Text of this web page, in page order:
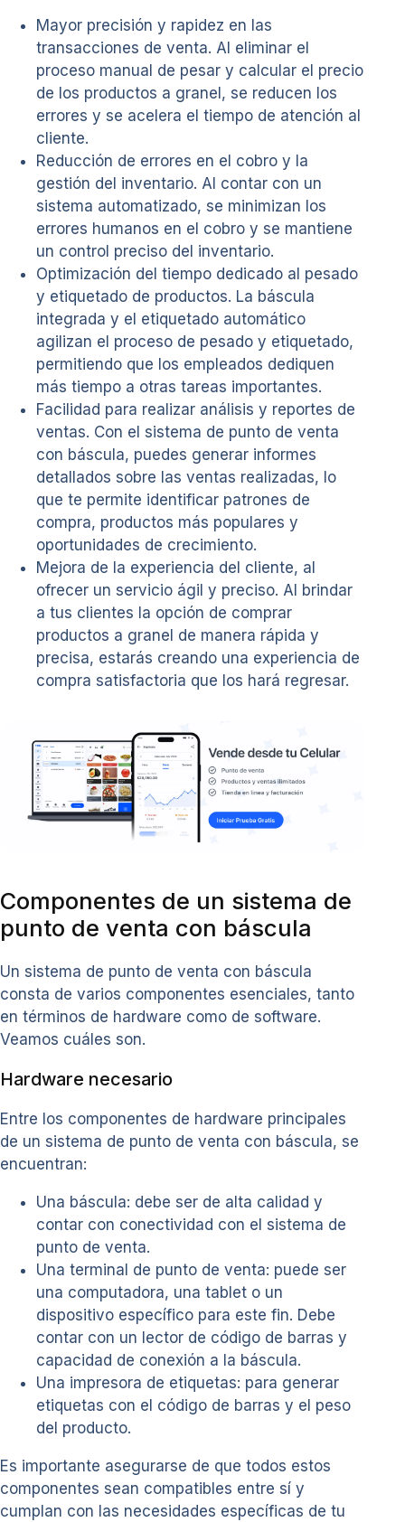
Mayor precisión y rapidez en las
transacciones de venta. Al eliminar el
proceso manual de pesar y calcular el precio
de los productos a granel, se reducen los
errores y se acelera el tiempo de atención al
cliente.
Reducción de errores en el cobro y la
gestión del inventario. Al contar con un
sistema automatizado, se minimizan los
errores humanos en el cobro y se mantiene
un control preciso del inventario.
Optimización del tiempo dedicado al pesado
y etiquetado de productos. La báscula
integrada y el etiquetado automático
agilizan el proceso de pesado y etiquetado,
permitiendo que los empleados dediquen
más tiempo a otras tareas importantes.
Facilidad para realizar análisis y reportes de
ventas. Con el sistema de punto de venta
con báscula, puedes generar informes
detallados sobre las ventas realizadas, lo
que te permite identificar patrones de
compra, productos más populares y
oportunidades de crecimiento.
Mejora de la experiencia del cliente, al
ofrecer un servicio ágil y preciso. Al brindar
a tus clientes la opción de comprar
productos a granel de manera rápida y
precisa, estarás creando una experiencia de
compra satisfactoria que los hará regresar.
Componentes de un sistema de
punto de venta con báscula
Un sistema de punto de venta con báscula
consta de varios componentes esenciales, tanto
en términos de hardware como de software.
Veamos cuáles son.
Hardware necesario
Entre los componentes de hardware principales
de un sistema de punto de venta con báscula, se
encuentran:
Una báscula: debe ser de alta calidad y
contar con conectividad con el sistema de
punto de venta.
Una terminal de punto de venta: puede ser
una computadora, una tablet o un
dispositivo específico para este fin. Debe
contar con un lector de código de barras y
capacidad de conexión a la báscula.
Una impresora de etiquetas: para generar
etiquetas con el código de barras y el peso
del producto.
Es importante asegurarse de que todos estos
componentes sean compatibles entre sí y
cumplan con las necesidades específicas de tu